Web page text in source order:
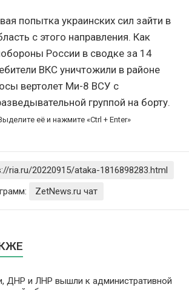
попытка украинских сил зайти в
с этого направления. Как
России в сводке за 14
ВКС уничтожили в районе
вертолет Ми-8 ВСУ с
группой на борту.
её и нажмите «Ctrl + Enter»
ria.ru/20220915/ataka-1816898283.html
ZetNews.ru чат